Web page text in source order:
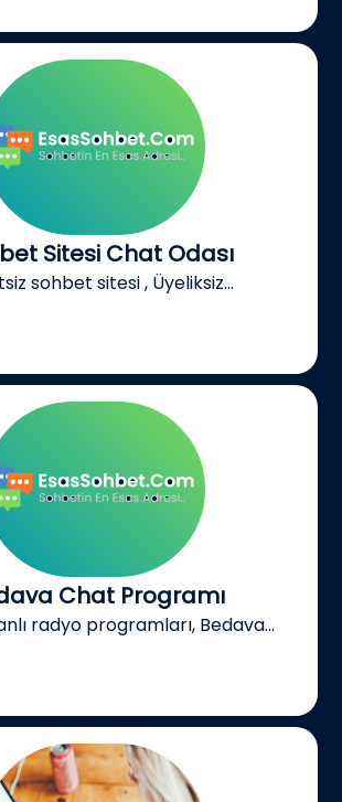
Sitesi Chat Odası
sohbet sitesi , Üyeliksiz...
Chat Programı
radyo programları, Bedava...